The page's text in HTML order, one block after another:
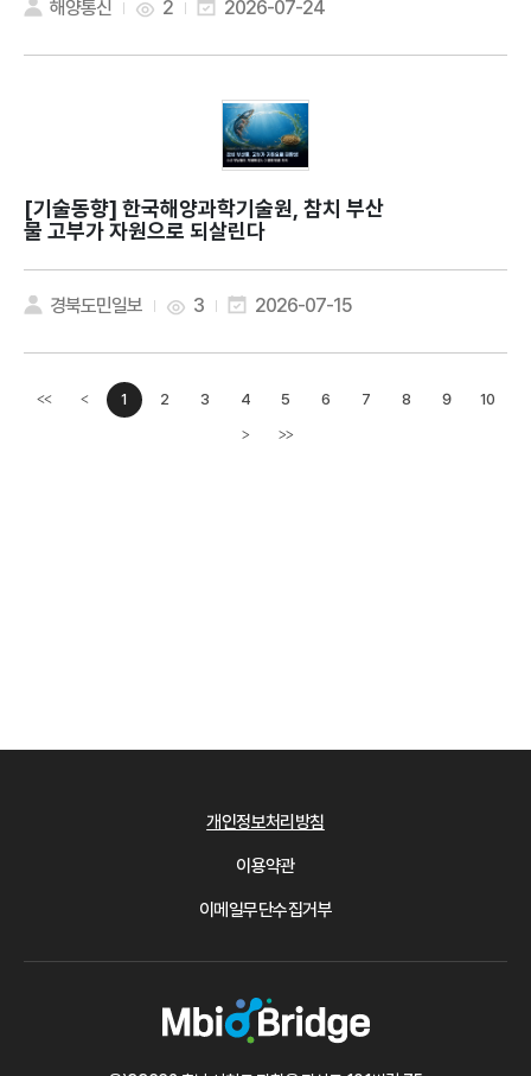
해양통신 2 2026-07-24
[기술동향]
물 고부가 자원으로 되살린다
경북도민일보 3 2026-07-15
<< <이전페이지
1 2 3 4 5 6 7 8 9 10
>다음페이지
>>
개인정보처리방침
이용약관
이메일무단수집거부